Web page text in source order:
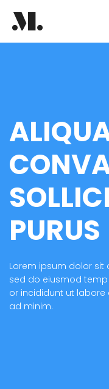
PURUS
Lorem ipsum dolor sit
sed do eiusmod temp
or incididunt ut labore
ad minim.